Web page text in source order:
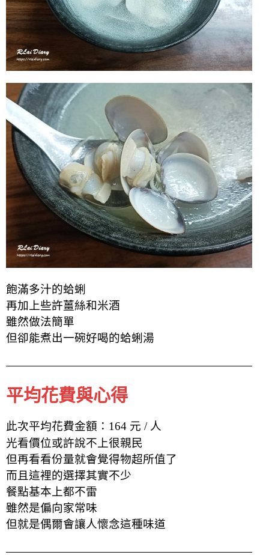
飽滿多汁的蛤蜊
再加上些許薑絲和米酒
雖然做法簡單
但卻能煮出一碗好喝的蛤蜊湯
平均花費與心得
此次平均花費金額：164 元 / 人
光看價位或許說不上很親民
但再看看份量就會覺得物超所值了
而且這裡的選擇其實不少
餐點基本上都不雷
雖然是偏向家常味
但就是偶爾會讓人懷念這種味道